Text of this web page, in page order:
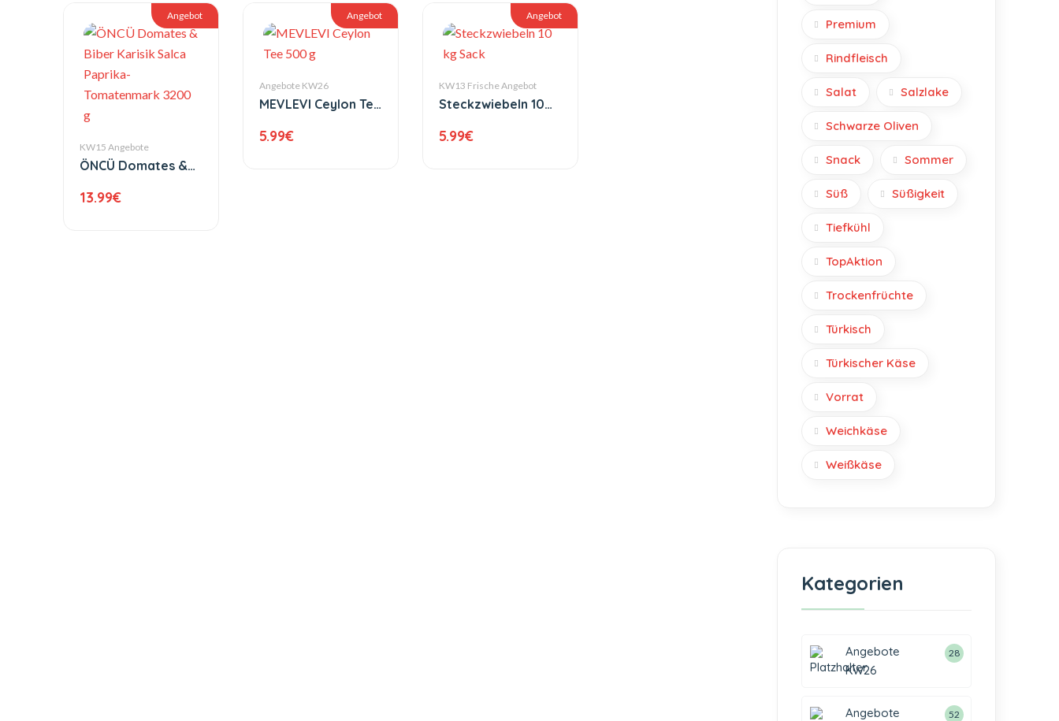
Angebot
KW15 Angebote
ÖNCÜ Domates &
Paprika-
13.99€
Angebot
Angebote KW26
MEVLEVI Ceylon Tee
5.99€
Angebot
KW13 Frische Angebot
Steckzwiebeln 10
5.99€
Premium
Rindfleisch
Salat Salzlake
Schwarze Oliven
Snack Sommer
Süß Süßigkeit
Tiefkühl
TopAktion
Trockenfrüchte
Türkisch
Türkischer Käse
Vorrat
Weichkäse
Weißkäse
Kategorien
Angebote
KW26
28
Angebote
52